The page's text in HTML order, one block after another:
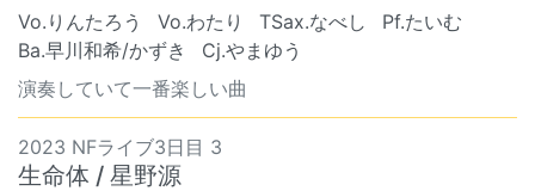
Vo.りんたろう Vo.わたり TSax.なべし
Pf.たいむ
Ba.早川和希/かずき
Cj.やまゆう
演奏していて一番楽しい曲
2023 NFライブ3日目 3
生命体 / 星野源